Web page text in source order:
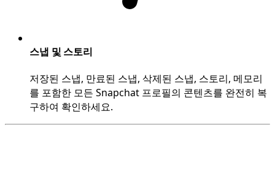
스냅 및 스토리
저장된 스냅, 만료된 스냅, 삭제된 스냅, 스토리, 메모리
를 포함한 모든 Snapchat 프로필의 콘텐츠를 완전히 복
구하여 확인하세요.